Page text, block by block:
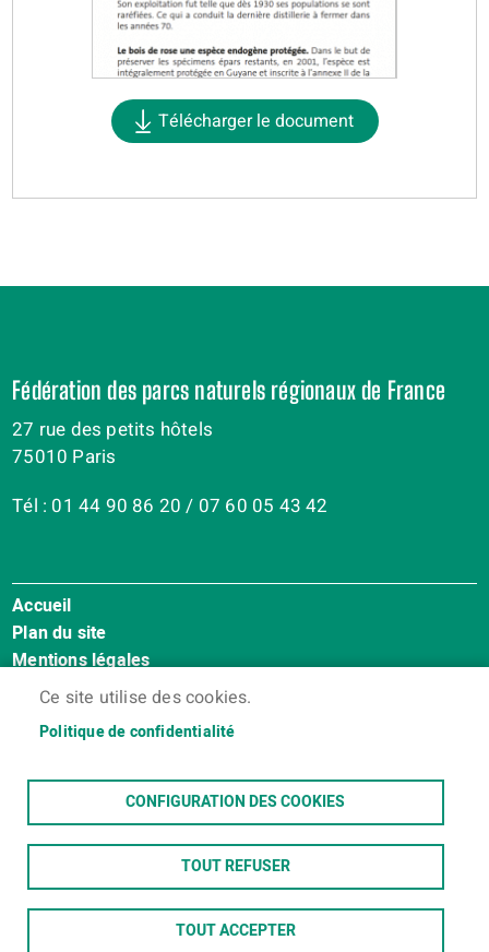
Télécharger le document
Ce site utilise des cookies.
Politique de confidentialité
CONFIGURATION DES COOKIES
TOUT REFUSER
TOUT ACCEPTER
Fédération des parcs naturels régionaux de France
27 rue des petits hôtels
75010 Paris
Tél : 01 44 90 86 20 / 07 60 05 43 42
Menu
Pied
de
page
Accueil
Plan du site
Mentions légales
Accessibilité : Non conforme
Contact